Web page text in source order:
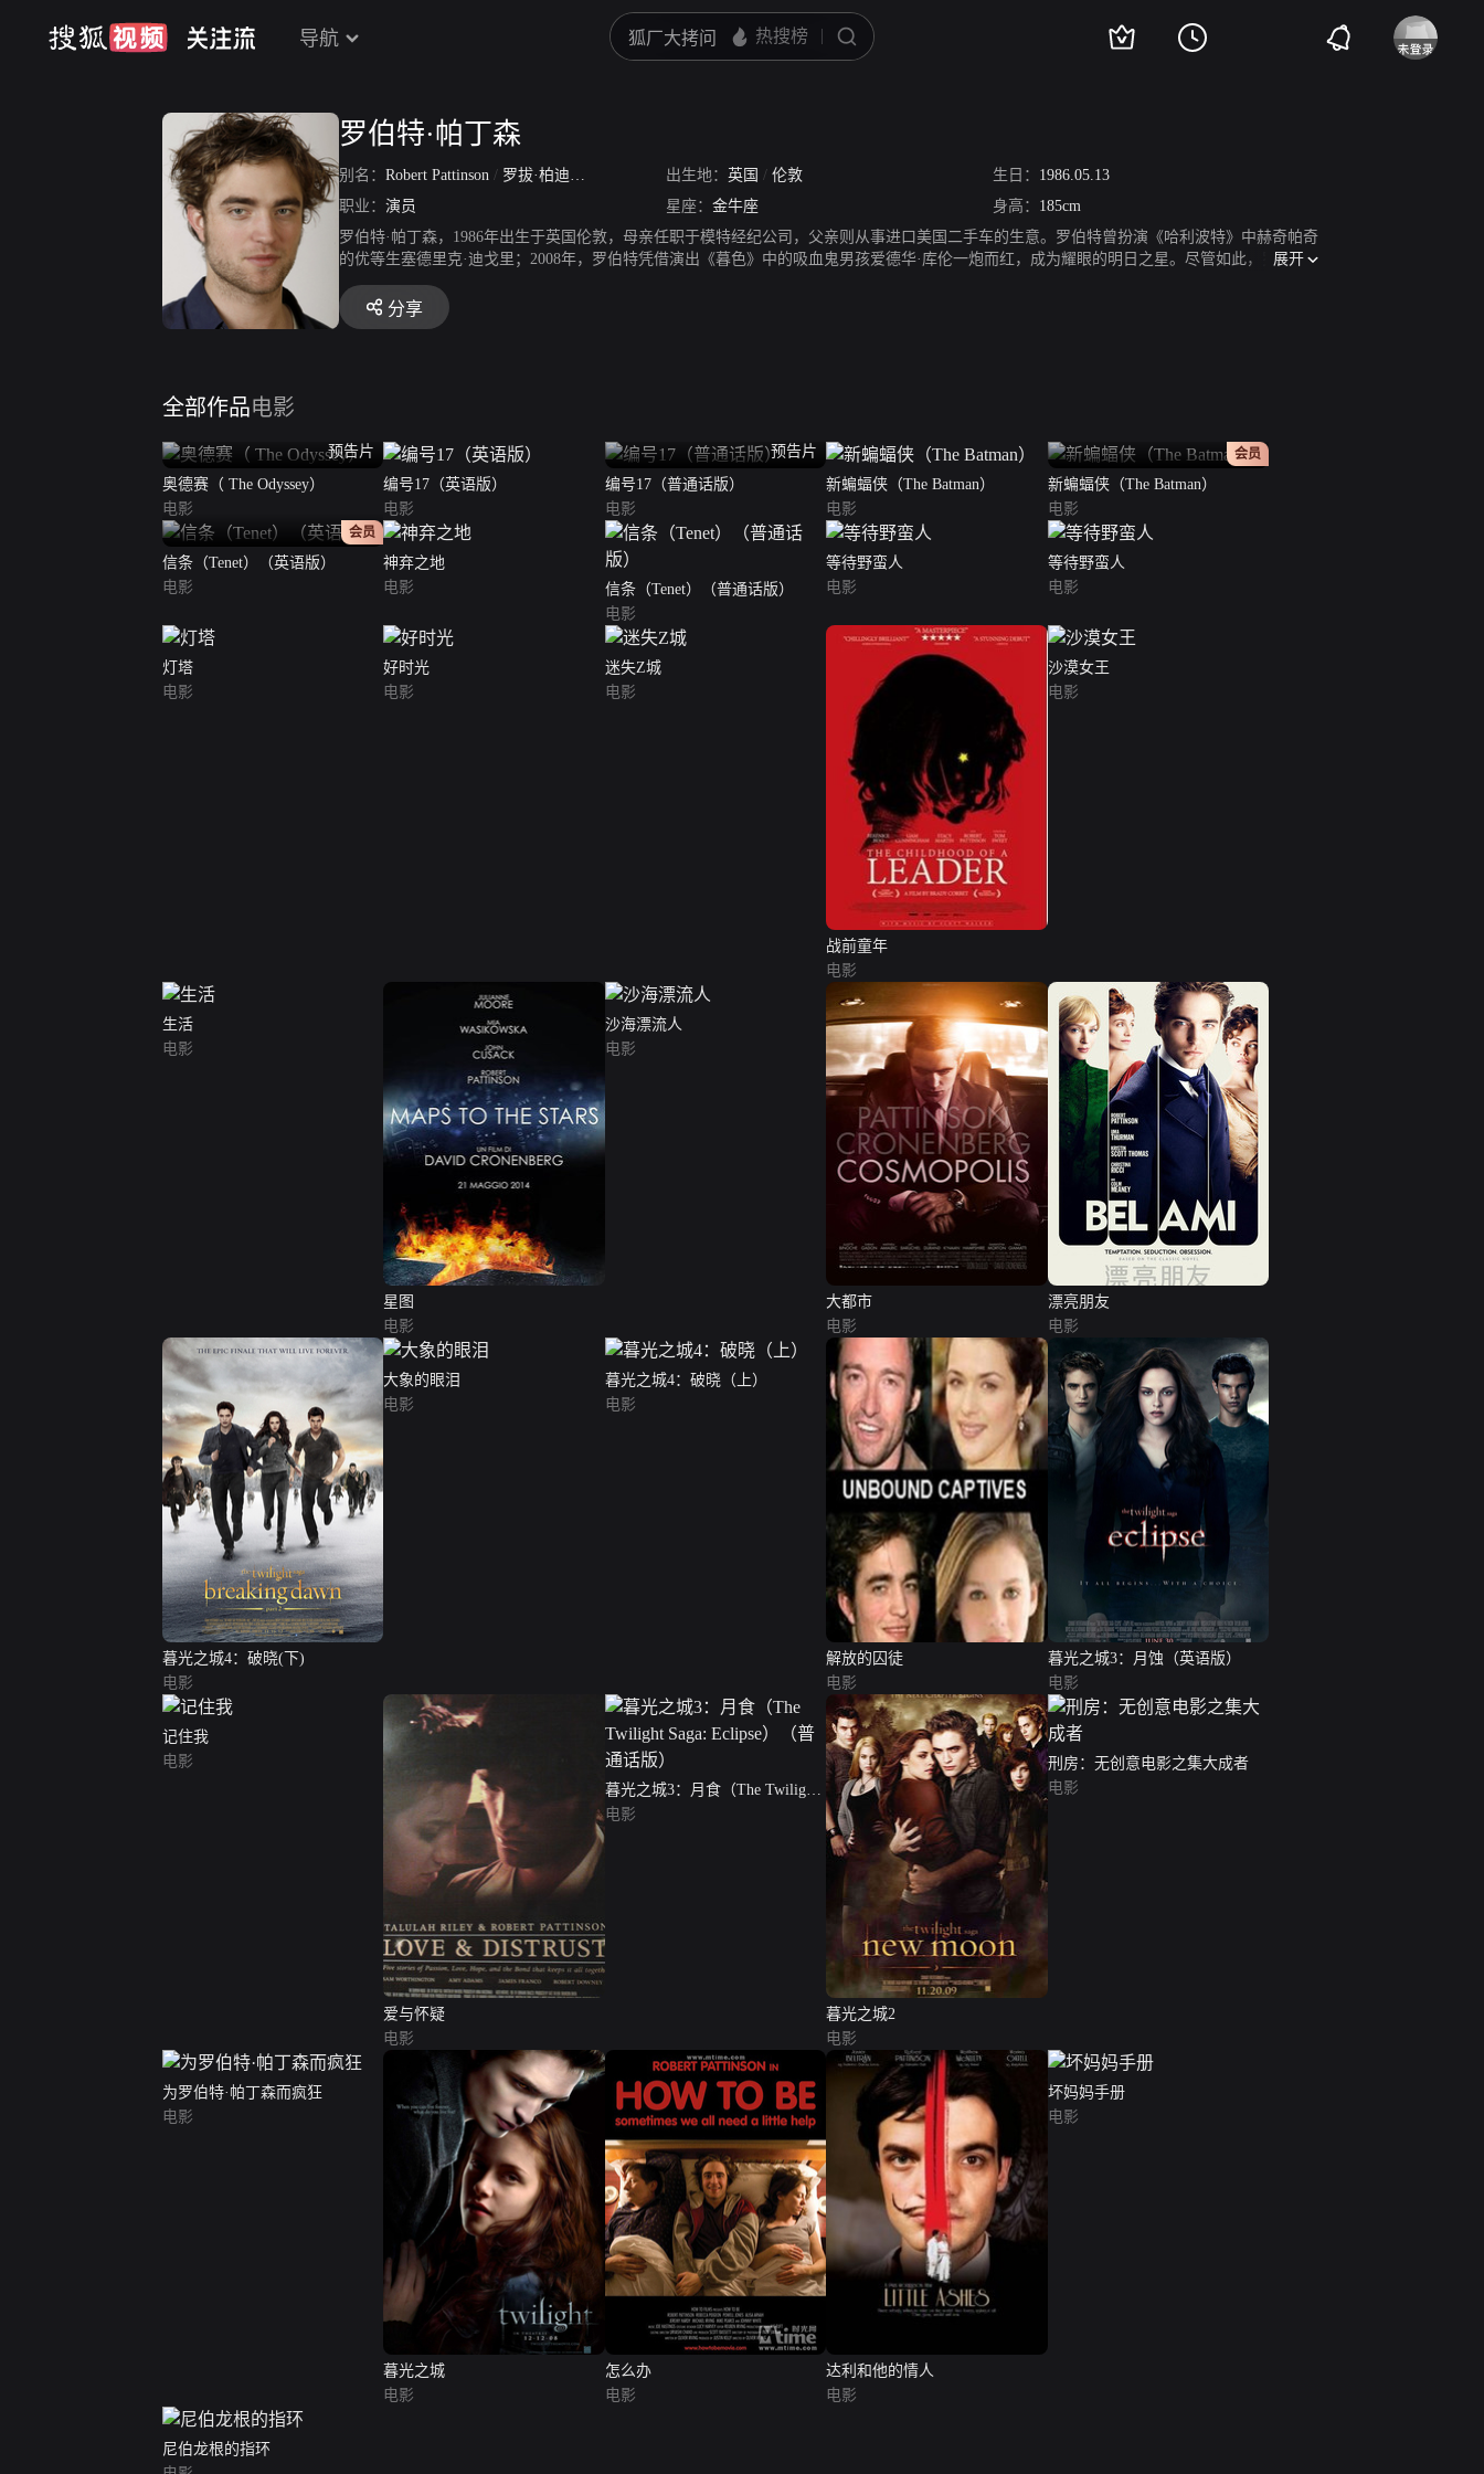
导航
罗伯特·帕丁森
别名： Robert Pattinson / 罗拔·柏迪臣 罗伯·派汀森出生地： 英国 / 伦敦 生日： 1986.05.13
职业： 演员 星座： 金牛座 身高： 185cm
罗伯特·帕丁森，1986年出生于英国伦敦，母亲任职于模特经纪公司，父亲则从事进口美国二手车的生意。罗伯特曾扮演《哈利波特》中赫奇帕奇
的优等生塞德里克·迪戈里；2008年，罗伯特凭借演出《暮色》中的吸血鬼男孩爱德华·库伦一炮而红，成为耀眼的明日之星。尽管如此，罗伯特
的努力证明了他从偶像派到实力派转型，《漂亮朋友》、《大都市》等影片一次次证明罗伯特的演技提升，相信不久的将来，罗伯特会在好莱坞
发光发亮。
展开
分享
全部作品电影
预告片
奥德赛（ The Odyssey）
电影
编号17（英语版）
电影
预告片
编号17（普通话版）
电影
新蝙蝠侠（The Batman）
电影
正片
会员
新蝙蝠侠（The Batman）
电影
正片
会员
信条（Tenet）（英语版）
电影
神弃之地
电影
信条（Tenet）（普通话版）
电影
等待野蛮人
电影
等待野蛮人
电影
灯塔
电影
好时光
电影
迷失Z城
电影
战前童年
电影
沙漠女王
电影
生活
电影
星图
电影
沙海漂流人
电影
大都市
电影
漂亮朋友
电影
暮光之城4：破晓(下)
电影
大象的眼泪
电影
暮光之城4：破晓（上）
电影
解放的囚徒
电影
暮光之城3：月蚀（英语版）
电影
记住我
电影
爱与怀疑
电影
暮光之城3：月食（The Twilight
Saga: Eclipse）（普通话版）
电影
暮光之城2
电影
刑房：无创意电影之集大成者
电影
为罗伯特·帕丁森而疯狂
电影
暮光之城
电影
怎么办
电影
达利和他的情人
电影
坏妈妈手册
电影
尼伯龙根的指环